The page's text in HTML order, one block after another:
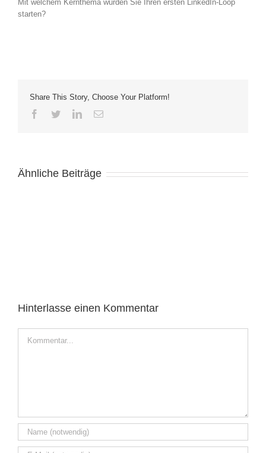
Mit welchem Kernthema würden Sie Ihren ersten LinkedIn-Loop
starten?
Share This Story, Choose Your Platform!
Facebook
TwitterLinkedIn
E-
Ähnliche Beiträge
Hinterlasse einen Kommentar